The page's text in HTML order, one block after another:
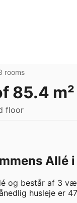
rooms
85.4 m²
floor
Allé
og består af 3
husleje er